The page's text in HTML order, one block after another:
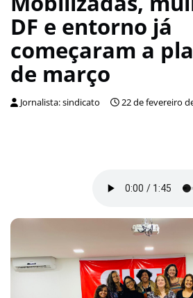
DF e entorno já
começaram a
de março
Jornalista: sindicato 22 de fevereiro